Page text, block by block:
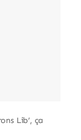
Lib’, ça